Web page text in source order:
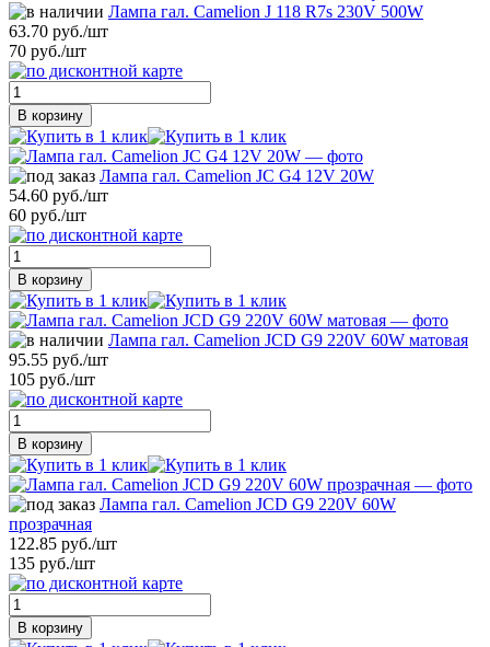
Лампа гал. Camelion J 118 R7s 230V 500W
63.70 руб./шт
70 руб./шт
В корзину
Лампа гал. Camelion JC G4 12V 20W
54.60 руб./шт
60 руб./шт
В корзину
Лампа гал. Camelion JCD G9 220V 60W матовая
95.55 руб./шт
105 руб./шт
В корзину
Лампа гал. Camelion JCD G9 220V 60W
прозрачная
122.85 руб./шт
135 руб./шт
В корзину